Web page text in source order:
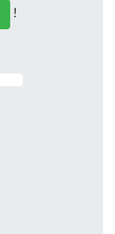
!